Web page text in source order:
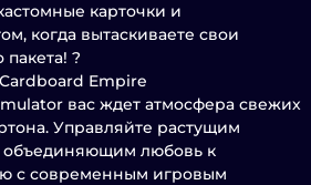
карточки и
когда вытаскиваете свои
?
Empire
вас ждет атмосфера свежих
Управляйте растущим
объединяющим любовь к
с современным игровым